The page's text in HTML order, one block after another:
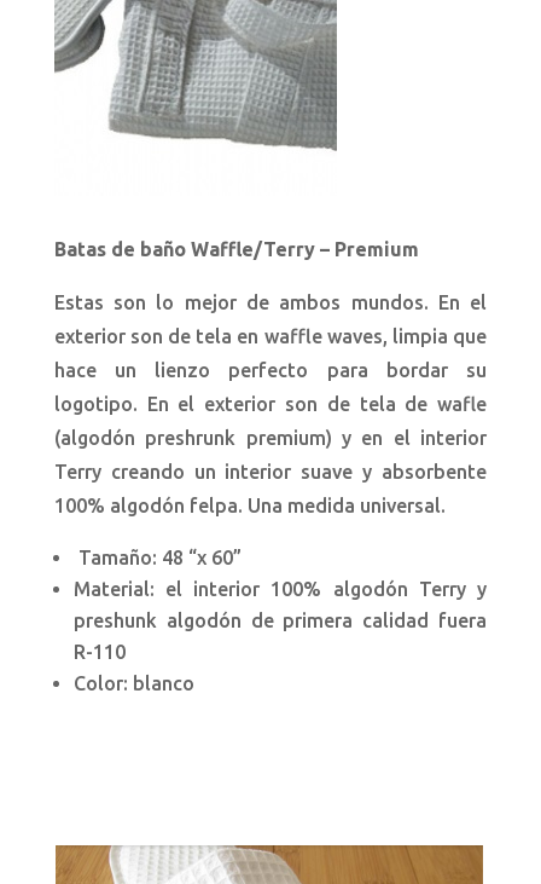
Batas de baño Waffle/Terry – Premium
Estas son lo mejor de ambos mundos. En el
exterior son de tela en waffle waves, limpia que
hace un lienzo perfecto para bordar su
logotipo. En el exterior son de tela de wafle
(algodón preshrunk premium) y en el interior
Terry creando un interior suave y absorbente
100% algodón felpa. Una medida universal.
Tamaño: 48 “x 60”
Material: el interior 100% algodón Terry y
preshunk algodón de primera calidad fuera
R-110
Color: blanco